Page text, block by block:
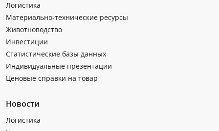
Логистика
Материально-технические ресурсы
Животноводство
Инвестиции
Статистические базы данных
Индивидуальные презентации
Ценовые справки на товар
Новости
Логистика